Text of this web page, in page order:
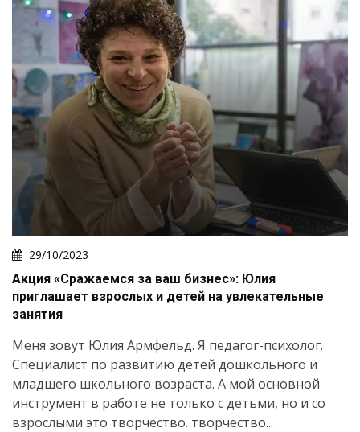
29/10/2023
Акция «Сражаемся за ваш бизнес»: Юлия
приглашает взрослых и детей на увлекательные
занятия
Меня зовут Юлия Армфельд. Я педагог-психолог.
Специалист по развитию детей дошкольного и
младшего школьного возраста. А мой основной
инструмент в работе не только с детьми, но и со
взрослыми это творчество. творчество...